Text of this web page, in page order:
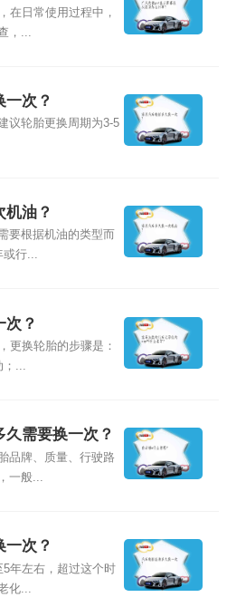
在日常使用过程中，
，...
次？
议轮胎更换周期为3-5
油？
要根据机油的类型而
或行...
次？
更换轮胎的步骤是：
；...
需要换一次？
品牌、质量、行驶路
一般...
次？
年左右，超过这个时
化...